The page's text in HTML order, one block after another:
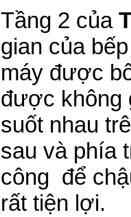
Tầng 2 của
gian của
máy được
được không
suốt nhau
sau và phía
công để
rất tiện lợi.